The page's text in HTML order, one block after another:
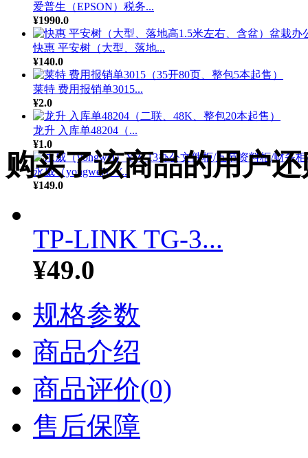
爱普生（EPSON）税务...
¥1990.0
快惠 平安树（大型、落地...
¥140.0
莱特 费用报销单3015...
¥2.0
龙升 入库单48204（...
¥1.0
永威（yongwei）Y...
¥149.0
购买了该商品的用户
TP-LINK TG-3...
¥49.0
规格参数
商品介绍
商品评价(0)
售后保障